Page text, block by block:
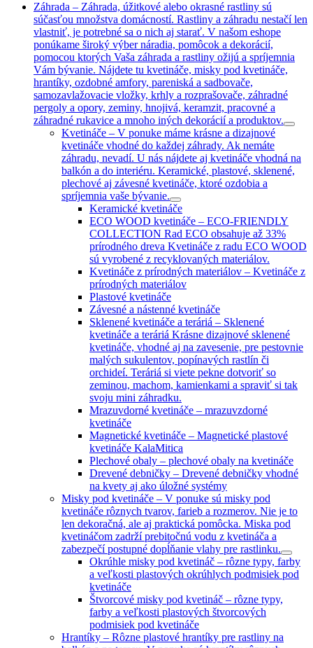
Záhrada – Záhrada, úžitkové alebo okrasné rastliny sú
súčasťou množstva domácností. Rastliny a záhradu nestačí len
vlastniť, je potrebné sa o nich aj starať. V našom eshope
ponúkame široký výber náradia, pomôcok a dekorácií,
pomocou ktorých Vaša záhrada a rastliny ožijú a spríjemnia
Vám bývanie. Nájdete tu kvetináče, misky pod kvetináče,
hrantíky, ozdobné amfory, pareniská a sadbovače,
samozavlažovacie vložky, krhly a rozprašovače, záhradné
pergoly a opory, zeminy, hnojivá, keramzit, pracovné a
záhradné rukavice a mnoho iných dekorácií a produktov.
Kvetináče – V ponuke máme krásne a dizajnové
kvetináče vhodné do každej záhrady. Ak nemáte
záhradu, nevadí. U nás nájdete aj kvetináče vhodná na
balkón a do interiéru. Keramické, plastové, sklenené,
plechové aj závesné kvetináče, ktoré ozdobia a
spríjemnia vaše bývanie.
Keramické kvetináče
ECO WOOD kvetináče – ECO-FRIENDLY
COLLECTION Rad ECO obsahuje až 33%
prírodného dreva Kvetináče z radu ECO WOOD
sú vyrobené z recyklovaných materiálov.
Kvetináče z prírodných materiálov – Kvetináče z
prírodných materiálov
Plastové kvetináče
Závesné a nástenné kvetináče
Sklenené kvetináče a teráriá – Sklenené
kvetináče a teráriá Krásne dizajnové sklenené
kvetináče, vhodné aj na zavesenie, pre pestovnie
malých sukulentov, popínavých rastlín či
orchideí. Teráriá si viete pekne dotvoriť so
zeminou, machom, kamienkami a spraviť si tak
svoju mini záhradku.
Mrazuvdorné kvetináče – mrazuvzdorné
kvetináče
Magnetické kvetináče – Magnetické plastové
kvetináče KalaMitica
Plechové obaly – plechové obaly na kvetináče
Drevené debničky – Drevené debničky vhodné
na kvety aj ako úložné systémy
Misky pod kvetináče – V ponuke sú misky pod
kvetináče rôznych tvarov, farieb a rozmerov. Nie je to
len dekoračná, ale aj praktická pomôcka. Miska pod
kvetináčom zadrží prebitočnú vodu z kvetináča a
zabezpečí postupné dopĺňanie vlahy pre rastlinku.
Okrúhle misky pod kvetináč – rôzne typy, farby
a veľkosti plastových okrúhlych podmisiek pod
kvetináče
Štvorcové misky pod kvetináč – rôzne typy,
farby a veľkosti plastových štvorcových
podmisiek pod kvetináče
Hrantíky – Rôzne plastové hrantíky pre rastliny na